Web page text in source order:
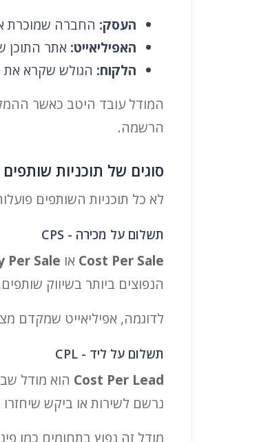
העסק: החברה שמוכרת
האפיליאייט: אתר התוכן
הלקוח: הגולש שקרא את
המודל עובד היטב כאשר
הרשמה.
סוגים של תוכניות
לא כל תוכניות השותפים
תשלום על מכירה - CPS
Cost Per Sale או Per Sale
הנפוצים ביותר בשיווק
לדוגמה, אפיליאייט שמקדם מצלמה באתר סקירות יכול
תשלום על ליד - CPL
Cost Per Lead הוא מודל
נרשם לשירות או ביקש שיחזרו
מודל זה נפוץ בתחומים כמו